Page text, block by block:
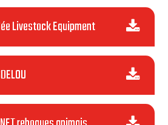
Livestock Equipment